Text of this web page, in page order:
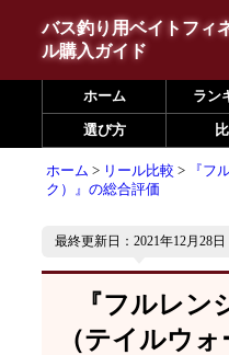
バス釣り用ベイトフィ
ル購入ガイド
ホーム ラン
選び方
ホーム リール比較
『フ
ク）』の総合評価
最終更新日：2021年12月28日
『フルレン
（テイルウ